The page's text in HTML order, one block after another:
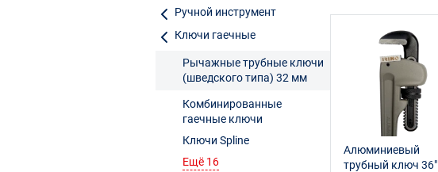
Ручной инструмент
Ключи гаечные
Рычажные трубные ключи
(шведского типа) 32 мм
Комбинированные
гаечные ключи
Ключи Spline
Ещё 16
Алюминиевый
трубный ключ 36"